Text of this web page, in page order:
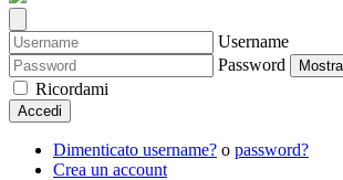
Username
Password
Ricordami
Accedi
Dimenticato username? o password?
Crea un account